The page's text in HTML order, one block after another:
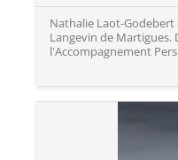
Nathalie Laot-Godebert
Langevin de Martigues.
l'Accompagnement